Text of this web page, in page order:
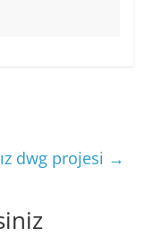
dwg projesi →